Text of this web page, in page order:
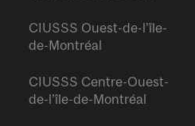
CIUSSS Ouest-de-l’île-
de-Montréal
CIUSSS Centre-Ouest-
de-l’île-de-Montréal